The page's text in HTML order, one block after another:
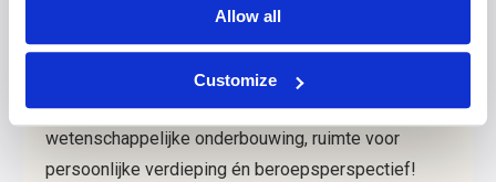
Allow all
Customize
wetenschap en spiritualiteit samen. We geven het
vormbuiten het bekostigde en door de staat
gereguleerde hogeronderwijsstelsel
accreditaties. Dat maakt ons uniek: hier vind je
wetenschappelijke onderbouwing, ruimte voor
persoonlijke verdieping én beroepsperspectief!